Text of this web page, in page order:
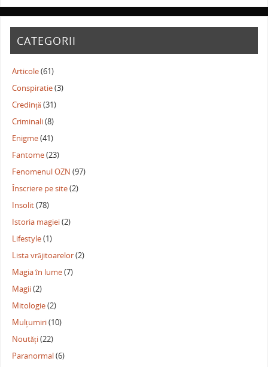
CATEGORII
Articole(61)
Conspiratie(3)
Credință(31)
Criminali(8)
Enigme(41)
Fantome(23)
Fenomenul OZN (97)
Înscriere pe site(2)
Insolit(78)
Istoria magiei(2)
Lifestyle(1)
Lista vrăjitoarelor(2)
Magia în lume(7)
Magii(2)
Mitologie(2)
Mulțumiri(10)
Noutăți(22)
Paranormal(6)